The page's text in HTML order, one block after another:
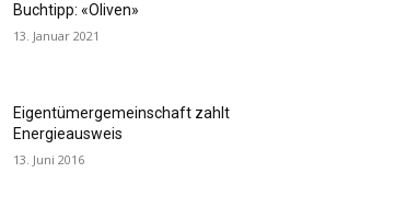
Buchtipp: «Oliven»
13. Januar 2021
Eigentümergemeinschaft zahlt
Energieausweis
13. Juni 2016